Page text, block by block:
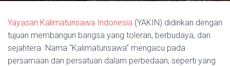
Yayasan Kalimatunsawa Indonesia (YAKIN) didirikan dengan
tujuan membangun bangsa yang toleran, berbudaya, dan
sejahtera. Nama “Kalimatunsawa” mengacu pada
persamaan dan persatuan dalam perbedaan, seperti yang